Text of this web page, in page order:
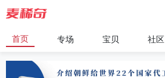
首页 专场 宝贝 社区